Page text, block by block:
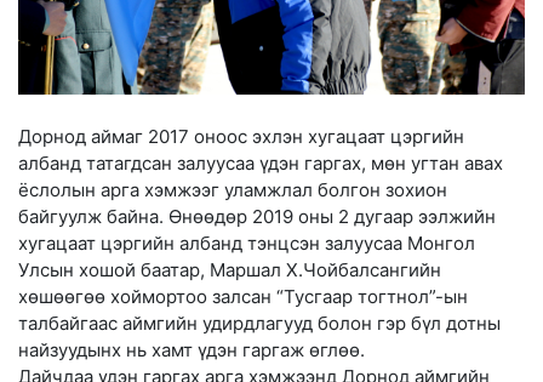
Дорнод аймаг 2017 оноос эхлэн хугацаат цэргийн
албанд татагдсан залуусаа үдэн гаргах, мөн угтан авах
ёслолын арга хэмжээг уламжлал болгон зохион
байгуулж байна. Өнөөдөр 2019 оны 2 дугаар ээлжийн
хугацаат цэргийн албанд тэнцсэн залуусаа Монгол
Улсын хошой баатар, Маршал Х.Чойбалсангийн
хөшөөгөө хоймортоо залсан “Тусгаар тогтнол”-ын
талбайгаас аймгийн удирдлагууд болон гэр бүл дотны
найзуудынх нь хамт үдэн гаргаж өглөө.
Дайчдаа үдэн гаргах арга хэмжээнд Дорнод аймгийн